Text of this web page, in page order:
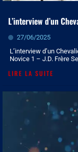
L’interview d’un
27/06/2025
L’interview d’un
Novice 1 – J.D. Frère
LIRE LA SUITE